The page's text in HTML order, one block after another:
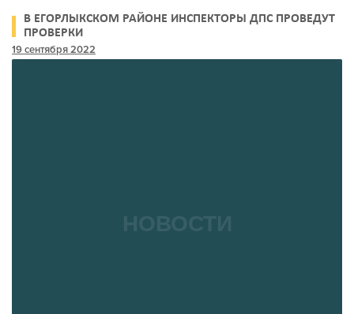
В ЕГОРЛЫКСКОМ РАЙОНЕ ИНСПЕКТОРЫ ДПС ПРОВЕДУТ
ПРОВЕРКИ
19 сентября 2022